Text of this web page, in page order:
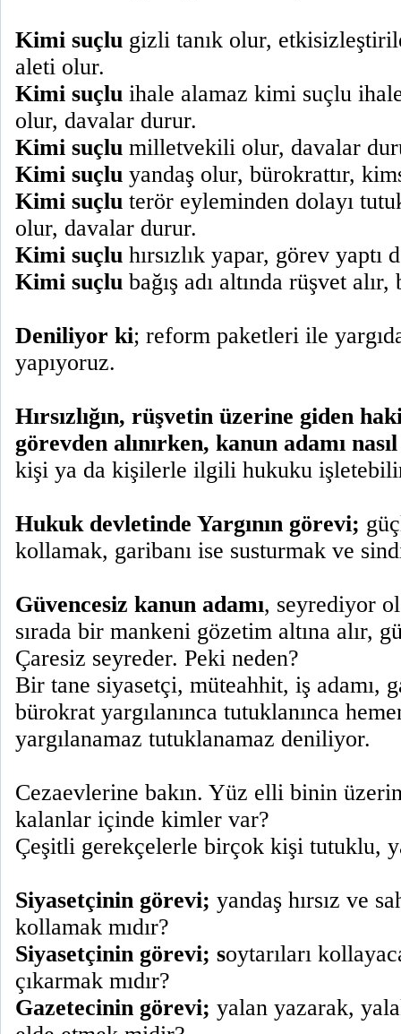
Kimi suçlu gizli tanık olur,
aleti olur.
Kimi suçlu ihale alamaz kimi suçlu
olur, davalar durur.
Kimi suçlu milletvekili olur, davalar
Kimi suçlu yandaş olur, bürokrattır,
Kimi suçlu terör eyleminden dolayı
olur, davalar durur.
Kimi suçlu hırsızlık yapar, görev yaptı
Kimi suçlu bağış adı altında rüşvet
Deniliyor ki; reform paketleri ile
yapıyoruz.
Hırsızlığın, rüşvetin üzerine giden
görevden alınırken, kanun adamı
kişi ya da kişilerle ilgili hukuku
Hukuk devletinde Yargının görevi;
kollamak, garibanı ise susturmak ve
Güvencesiz kanun adamı, seyrediyor
sırada bir mankeni gözetim altına alır,
Çaresiz seyreder. Peki neden?
Bir tane siyasetçi, müteahhit, iş adamı,
bürokrat yargılanınca tutuklanınca
yargılanamaz tutuklanamaz deniliyor.
Cezaevlerine bakın. Yüz elli binin
kalanlar içinde kimler var?
Çeşitli gerekçelerle birçok kişi tutuklu,
Siyasetçinin görevi; yandaş hırsız ve
kollamak mıdır?
Siyasetçinin görevi; soytarıları
çıkarmak mıdır?
Gazetecinin görevi; yalan yazarak,